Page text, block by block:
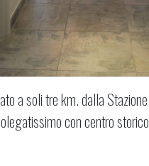
a soli tre km. dalla Stazione
con centro storico